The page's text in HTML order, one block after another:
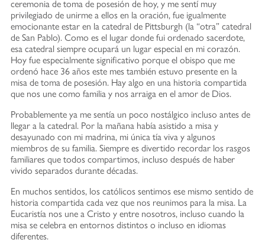
ceremonia de toma de posesión de hoy, y me sentí muy
privilegiado de unirme a ellos en la oración, fue igualmente
emocionante estar en la catedral de Pittsburgh (la “otra” catedral
de San Pablo). Como es el lugar donde fui ordenado sacerdote,
esa catedral siempre ocupará un lugar especial en mi corazón.
Hoy fue especialmente significativo porque el obispo que me
ordenó hace 36 años este mes también estuvo presente en la
misa de toma de posesión. Hay algo en una historia compartida
que nos une como familia y nos arraiga en el amor de Dios.
Probablemente ya me sentía un poco nostálgico incluso antes de
llegar a la catedral. Por la mañana había asistido a misa y
desayunado con mi madrina, mi única tía viva y algunos
miembros de su familia. Siempre es divertido recordar los rasgos
familiares que todos compartimos, incluso después de haber
vivido separados durante décadas.
En muchos sentidos, los católicos sentimos ese mismo sentido de
historia compartida cada vez que nos reunimos para la misa. La
Eucaristía nos une a Cristo y entre nosotros, incluso cuando la
misa se celebra en entornos distintos o incluso en idiomas
diferentes.